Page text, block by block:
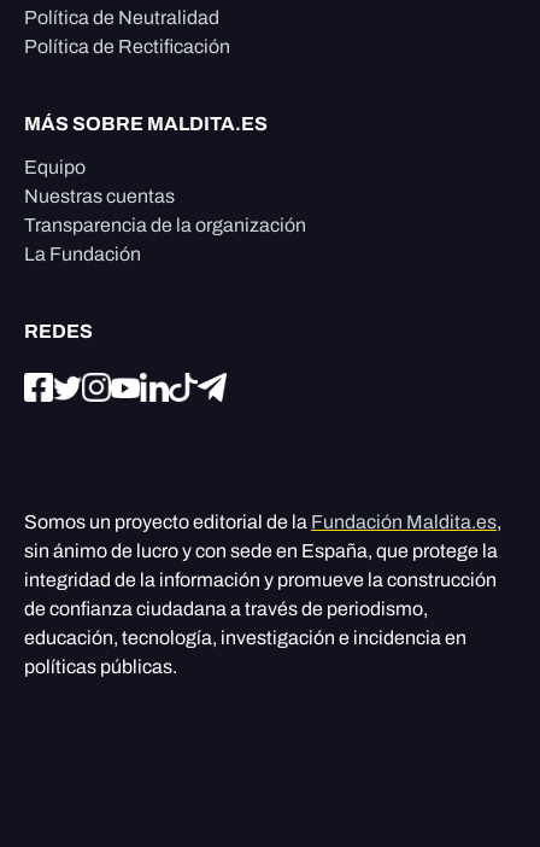
Política de Neutralidad
Política de Rectificación
MÁS SOBRE MALDITA.ES
Equipo
Nuestras cuentas
Transparencia de la organización
La Fundación
REDES
Somos un proyecto editorial de la Fundación Maldita.es,
sin ánimo de lucro y con sede en España, que protege la
integridad de la información y promueve la construcción
de confianza ciudadana a través de periodismo,
educación, tecnología, investigación e incidencia en
políticas públicas.